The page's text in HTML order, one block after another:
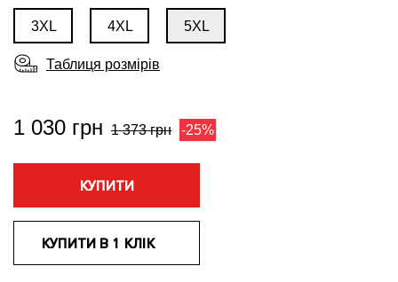
3XL 4XL 5XL
Таблиця розмірів
1 030 грн 1 373 грн -25%
КУПИТИ
КУПИТИ В 1 КЛІК